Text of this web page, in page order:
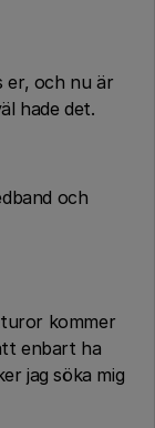
er, och nu är
hade det.
och
kommer
enbart ha
jag söka mig